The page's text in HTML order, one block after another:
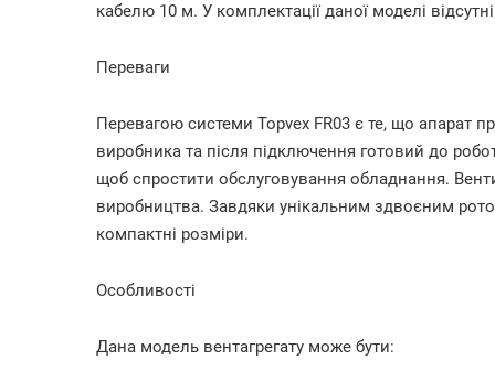
кабелю 10 м. У комплектації даної моделі
Переваги
Перевагою системи Topvex FR03 є те, що апарат
виробника та після підключення готовий до
щоб спростити обслуговування обладнання.
виробництва. Завдяки унікальним здвоєним
компактні розміри.
Особливості
Дана модель вентагрегату може бути: